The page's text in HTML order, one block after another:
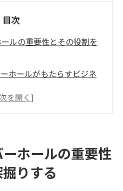
目次
ルの重要性とその役割を
ホールがもたらすビジネ
通常の修理の違い
よるコスト削減の可能性
ラックオーバーホールの
ホールの重要性
りする